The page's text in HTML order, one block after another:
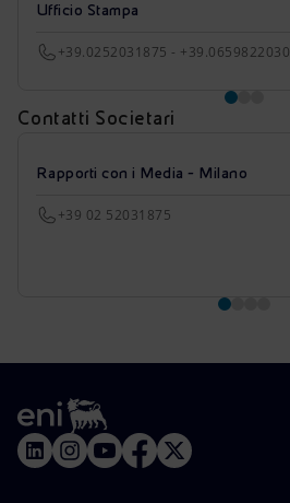
Ufficio Stampa
+39.0252031875 - +39.0659822030
Contatti Societari
Rapporti con i Media - Milano
+39 02 52031875